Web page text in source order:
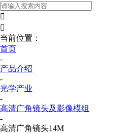


当前位置：
首页
-
产品介绍
-
光学产业
-
高清广角镜头及影像模组
-
高清广角镜头14M